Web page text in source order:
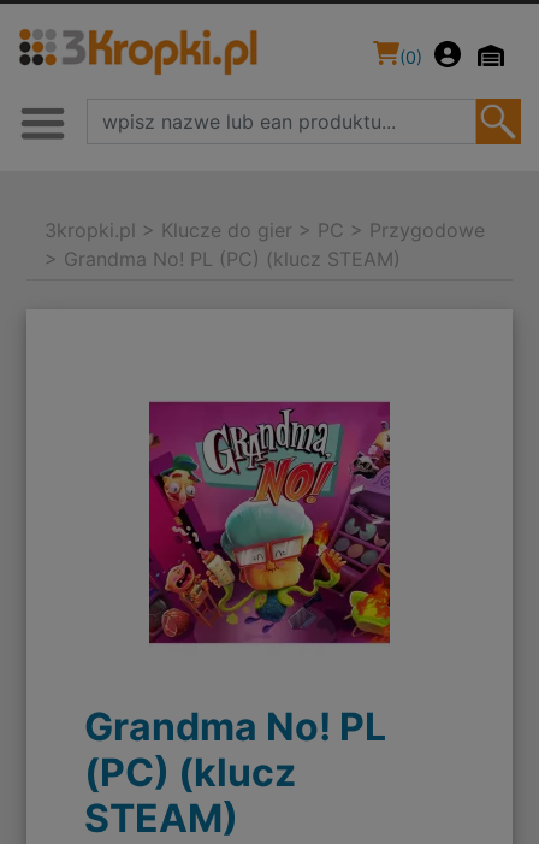
(0)
3kropki.pl > Klucze do gier > PC > Przygodowe
> Grandma No! PL (PC) (klucz STEAM)
Grandma No! PL
(PC) (klucz
STEAM)